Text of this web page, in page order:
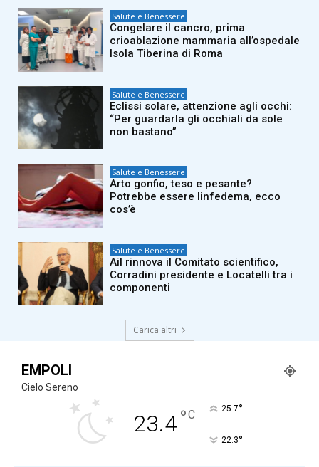
Salute e Benessere
Congelare il cancro, prima
crioablazione mammaria all’ospedale
Isola Tiberina di Roma
Salute e Benessere
Eclissi solare, attenzione agli occhi:
“Per guardarla gli occhiali da sole
non bastano”
Salute e Benessere
Arto gonfio, teso e pesante?
Potrebbe essere linfedema, ecco
cos’è
Salute e Benessere
Ail rinnova il Comitato scientifico,
Corradini presidente e Locatelli tra i
componenti
Carica altri
EMPOLI
Cielo Sereno
23.4°C 25.7°
22.3°